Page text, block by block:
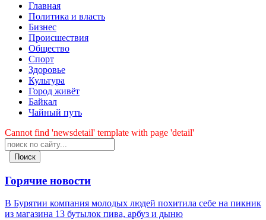
Главная
Политика и власть
Бизнес
Происшествия
Общество
Cпорт
Здоровье
Культура
Город живёт
Байкал
Чайный путь
Cannot find 'newsdetail' template with page 'detail'
Поиск
Горячие новости
В Бурятии компания молодых людей похитила себе на пикник
из магазина 13 бутылок пива, арбуз и дыню